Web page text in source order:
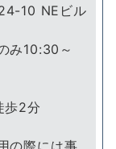
10 NEビル
み10:30～
歩2分
の際には事